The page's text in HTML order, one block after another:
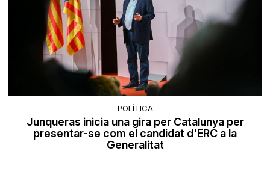
POLÍTICA
Junqueras inicia una gira per Catalunya per
presentar-se com el candidat d'ERC a la
Generalitat